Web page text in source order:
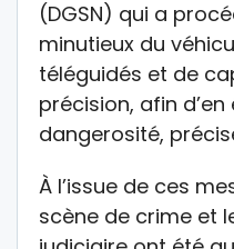
(DGSN) qui a
minutieux du
téléguidés et de
précision, afin
dangerosité,
À l’issue de ces
scène de crime et